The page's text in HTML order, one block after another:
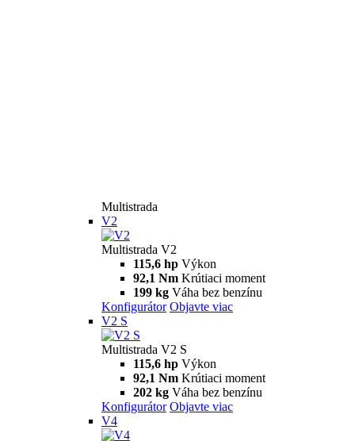
Multistrada
V2
Multistrada V2
115,6 hp Výkon
92,1 Nm Krútiaci moment
199 kg Váha bez benzínu
Konfigurátor Objavte viac
V2 S
Multistrada V2 S
115,6 hp Výkon
92,1 Nm Krútiaci moment
202 kg Váha bez benzínu
Konfigurátor Objavte viac
V4